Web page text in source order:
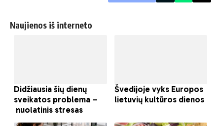
Naujienos iš interneto